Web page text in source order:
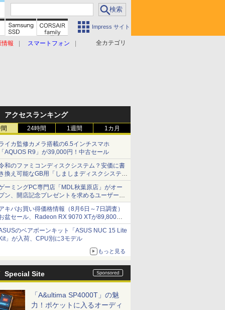
Impress サイト
全カテゴリ
情報 スマートフォン
アクセスランキング
24時間 1週間 1カ月
イカ監修カメラ搭載の6.5インチスマホ
AQUOS R9」が39,000円！中古セール
和のファミコンディスクシステム？安価に書
換え可能なGB用「しましまディスクシステ
」
ーミングPC専門店「MDL秋葉原店」がオー
ン、開店記念プレゼントを求めるユーザーが
し寄せ長蛇の列に
キバお買い得価格情報（8月6日～7日調査）
盆セール、Radeon RX 9070 XTが89,800
、水平周波数24.8kHz対応の17型モニターが
円、暑さ指数連動セール ほか
のベアボーンキット「ASUS NUC 15 Lite
」が入荷、CPU別に3モデル
もっと見る
Special Site
「A&ultima SP4000T」の魅
力！ポケットに入るオーディ